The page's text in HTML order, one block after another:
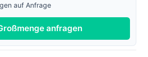
auf Anfrage
anfragen